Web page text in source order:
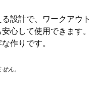
設計で、ワークアウト
心して使用できます。
作りです。
ん。